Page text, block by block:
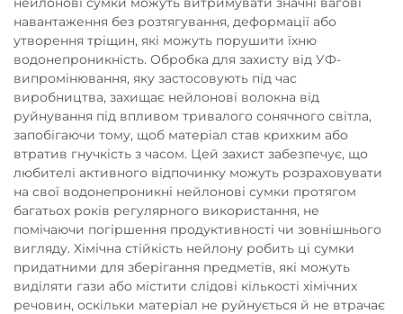
навантаження без розтягування, деформації або
утворення тріщин, які можуть порушити їхню
водонепроникність. Обробка для захисту від УФ-
випромінювання, яку застосовують під час
виробництва, захищає нейлонові волокна від
руйнування під впливом тривалого сонячного світла,
запобігаючи тому, щоб матеріал став крихким або
втратив гнучкість з часом. Цей захист забезпечує, що
любителі активного відпочинку можуть розраховувати
на свої водонепроникні нейлонові сумки протягом
багатьох років регулярного використання, не
помічаючи погіршення продуктивності чи зовнішнього
вигляду. Хімічна стійкість нейлону робить ці сумки
придатними для зберігання предметів, які можуть
виділяти гази або містити слідові кількості хімічних
речовин, оскільки матеріал не руйнується й не втрачає